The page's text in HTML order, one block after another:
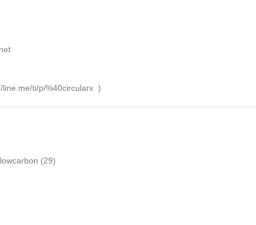
line.me/ti/p/%40circularx )
lowcarbon (29)